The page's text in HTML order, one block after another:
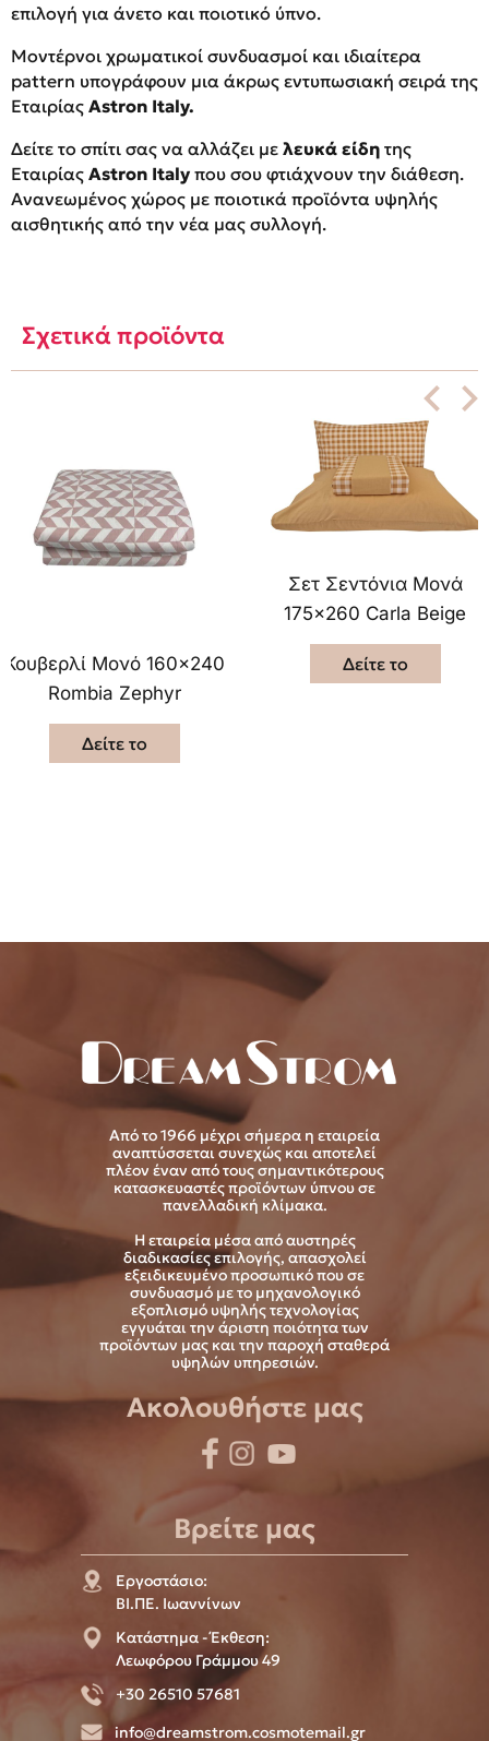
επιλογή για άνετο και ποιοτικό ύπνο.
Μοντέρνοι χρωματικοί συνδυασμοί και ιδιαίτερα
pattern υπογράφουν μια άκρως εντυπωσιακή σειρά της
Εταιρίας Astron Italy.
Δείτε το σπίτι σας να αλλάζει με λευκά είδη της
Εταιρίας Astron Italy που σου φτιάχνουν την διάθεση.
Ανανεωμένος χώρος με ποιοτικά προϊόντα υψηλής
αισθητικής από την νέα μας συλλογή.
Σχετικά προϊόντα
Κουβερλί Μονό 160×240
Rombia Zephyr
Δείτε το
Σετ Σεντόνια Μονά
175×260 Carla Beige
Δείτε το
Από το 1966 μέχρι σήμερα η εταιρεία
αναπτύσσεται συνεχώς και αποτελεί
πλέον έναν από τους σημαντικότερους
κατασκευαστές προϊόντων ύπνου σε
πανελλαδική κλίμακα.
Η εταιρεία μέσα από αυστηρές
διαδικασίες επιλογής, απασχολεί
εξειδικευμένο προσωπικό που σε
συνδυασμό με το μηχανολογικό
εξοπλισμό υψηλής τεχνολογίας
εγγυάται την άριστη ποιότητα των
προϊόντων μας και την παροχή σταθερά
υψηλών υπηρεσιών.
Ακολουθήστε μας
Βρείτε μας
Εργοστάσιο:
ΒΙ.ΠΕ. Ιωαννίνων
Κατάστημα - Έκθεση:
Λεωφόρου Γράμμου 49
+30 26510 57681
info@dreamstrom.cosmotemail.gr